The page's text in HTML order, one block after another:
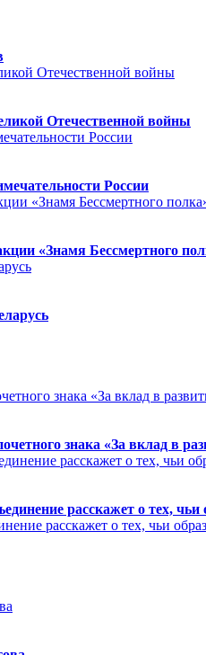
Отечественной войны
России
«Знамя Бессмертного
знака «За вклад в
расскажет о тех,
расскажет о тех, чьи